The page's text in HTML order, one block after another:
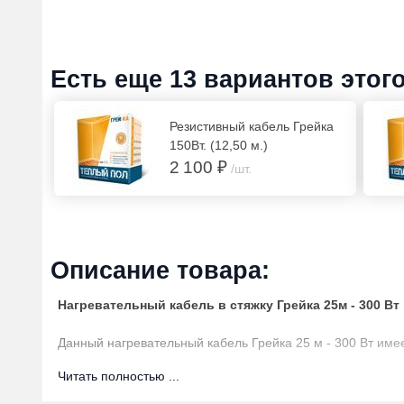
Есть еще 13 вариантов
Резистивный кабель Грейка
150Вт. (12,50 м.)
2 100 ₽ /шт.
Описание товара:
Нагревательный кабель в стяжку Грейка 25м - 300 Вт
Данный нагревательный кабель Грейка 25 м - 300 Вт
систему можно использовать как в качестве
Читать полностью ...